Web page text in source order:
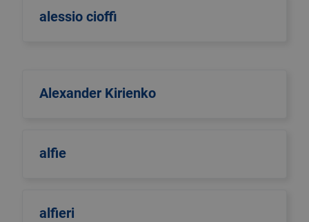
alessio cioffi
Alexander Kirienko
alfie
alfieri